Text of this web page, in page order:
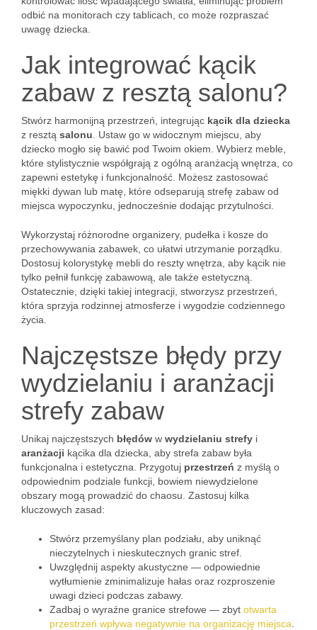
odbić na monitorach czy tablicach, co może rozpraszać
uwagę dziecka.
Jak integrować kącik
zabaw z resztą salonu?
Stwórz harmonijną przestrzeń, integrując kącik dla dziecka
z resztą salonu . Ustaw go w widocznym miejscu, aby
dziecko mogło się bawić pod Twoim okiem. Wybierz meble,
które stylistycznie współgrają z ogólną aranżacją wnętrza, co
zapewni estetykę i funkcjonalność. Możesz zastosować
miękki dywan lub matę, które odseparują strefę zabaw od
miejsca wypoczynku, jednocześnie dodając przytulności.
Wykorzystaj różnorodne organizery, pudełka i kosze do
przechowywania zabawek, co ułatwi utrzymanie porządku.
Dostosuj kolorystykę mebli do reszty wnętrza, aby kącik nie
tylko pełnił funkcję zabawową, ale także estetyczną.
Ostatecznie, dzięki takiej integracji, stworzysz przestrzeń,
która sprzyja rodzinnej atmosferze i wygodzie codziennego
życia.
Najczęstsze błędy przy
wydzielaniu i aranżacji
strefy zabaw
Unikaj najczęstszych błędów w wydzielaniu strefy i
aranżacji kącika dla dziecka, aby strefa zabaw była
funkcjonalna i estetyczna. Przygotuj przestrzeń z myślą o
odpowiednim podziale funkcji, bowiem niewydzielone
obszary mogą prowadzić do chaosu. Zastosuj kilka
kluczowych zasad:
Stwórz przemyślany plan podziału, aby uniknąć
nieczytelnych i nieskutecznych granic stref.
Uwzględnij aspekty akustyczne — odpowiednie
wytłumienie zminimalizuje hałas oraz rozproszenie
uwagi dzieci podczas zabawy.
Zadbaj o wyraźne granice strefowe — zbyt otwarta
przestrzeń wpływa negatywnie na organizację miejsca